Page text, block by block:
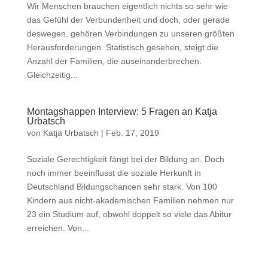
Wir Menschen brauchen eigentlich nichts so sehr wie
das Gefühl der Verbundenheit und doch, oder gerade
deswegen, gehören Verbindungen zu unseren größten
Herausforderungen. Statistisch gesehen, steigt die
Anzahl der Familien, die auseinanderbrechen.
Gleichzeitig...
Montagshappen Interview: 5 Fragen an Katja
Urbatsch
von Katja Urbatsch | Feb. 17, 2019
Soziale Gerechtigkeit fängt bei der Bildung an. Doch
noch immer beeinflusst die soziale Herkunft in
Deutschland Bildungschancen sehr stark. Von 100
Kindern aus nicht-akademischen Familien nehmen nur
23 ein Studium auf, obwohl doppelt so viele das Abitur
erreichen. Von...